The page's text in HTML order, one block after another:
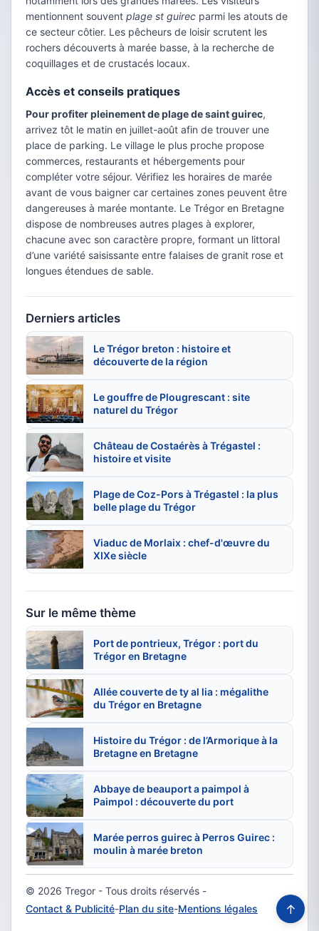
mentionnent souvent plage st guirec parmi les atouts de
ce secteur côtier. Les pêcheurs de loisir scrutent les
rochers découverts à marée basse, à la recherche de
coquillages et de crustacés locaux.
Accès et conseils pratiques
Pour profiter pleinement de plage de saint guirec,
arrivez tôt le matin en juillet-août afin de trouver une
place de parking. Le village le plus proche propose
commerces, restaurants et hébergements pour
compléter votre séjour. Vérifiez les horaires de marée
avant de vous baigner car certaines zones peuvent être
dangereuses à marée montante. Le Trégor en Bretagne
dispose de nombreuses autres plages à explorer,
chacune avec son caractère propre, formant un littoral
d’une variété saisissante entre falaises de granit rose et
longues étendues de sable.
Derniers articles
Le Trégor breton : histoire et
découverte de la région
Le gouffre de Plougrescant : site
naturel du Trégor
Château de Costaérès à Trégastel :
histoire et visite
Plage de Coz-Pors à Trégastel : la plus
belle plage du Trégor
Viaduc de Morlaix : chef-d'œuvre du
XIXe siècle
Sur le même thème
Port de pontrieux, Trégor : port du
Trégor en Bretagne
Allée couverte de ty al lia : mégalithe
du Trégor en Bretagne
Histoire du Trégor : de l’Armorique à la
Bretagne en Bretagne
Abbaye de beauport a paimpol à
Paimpol : découverte du port
Marée perros guirec à Perros Guirec :
moulin à marée breton
© 2026 Tregor - Tous droits réservés -
Contact & Publicité-Plan du site-Mentions légales ↑